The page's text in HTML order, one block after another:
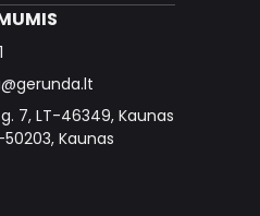
7, LT-46349, Kaunas
Kaunas